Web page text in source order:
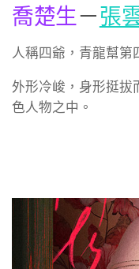
喬楚生－張
人稱四爺，青龍幫第
外形冷峻，身形挺拔
色人物之中。